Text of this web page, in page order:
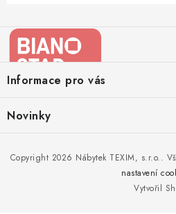
aInformace pro vás
Kontakty
Doprava nábytku k Vám
Novinky
to!
Nakupujte zahradní nábytek i v zimě
Vytvořil
Copyright 2026 Nábytek TEXIM, s.r.o..
nastavení